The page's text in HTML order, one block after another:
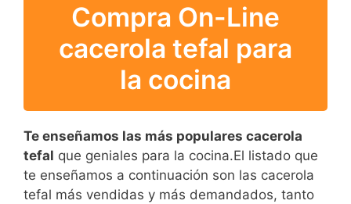
Compra On-Line
cacerola tefal para
la cocina
Te enseñamos las más populares cacerola
tefal que geniales para la cocina.El listado que
te enseñamos a continuación son las cacerola
tefal más vendidas y más demandados, tanto